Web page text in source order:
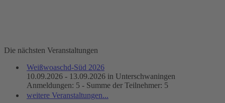
Die nächsten Veranstaltungen
Weißwoaschd-Süd 2026
10.09.2026 - 13.09.2026 in Unterschwaningen
Anmeldungen: 5 - Summe der Teilnehmer: 5
weitere Veranstaltungen...